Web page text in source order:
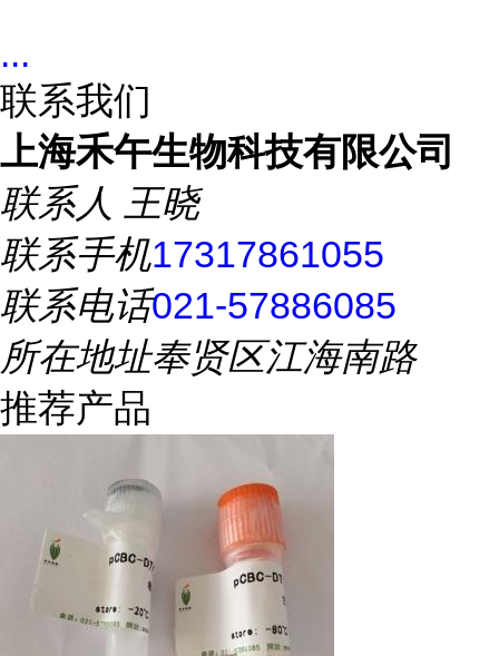
...
联系我们
上海禾午生物科技有限公司
联系人 王晓
联系手机17317861055
联系电话021-57886085
所在地址奉贤区江海南路
推荐产品